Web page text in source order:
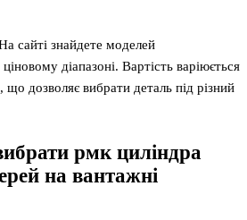
сайті знайдете моделей
діапазоні. Вартість варіюється
дозволяє вибрати деталь під різний
рмк циліндра
на вантажні